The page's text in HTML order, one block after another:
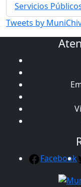
Servicios
Tweets by
Facebook